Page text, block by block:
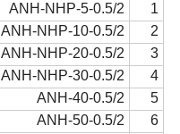
1
ANH-NHP-5-0.5/2
2
ANH-NHP-10-0.5/2
3
ANH-NHP-20-0.5/2
4
ANH-NHP-30-0.5/2
5
ANH-40-0.5/2
6
ANH-50-0.5/2